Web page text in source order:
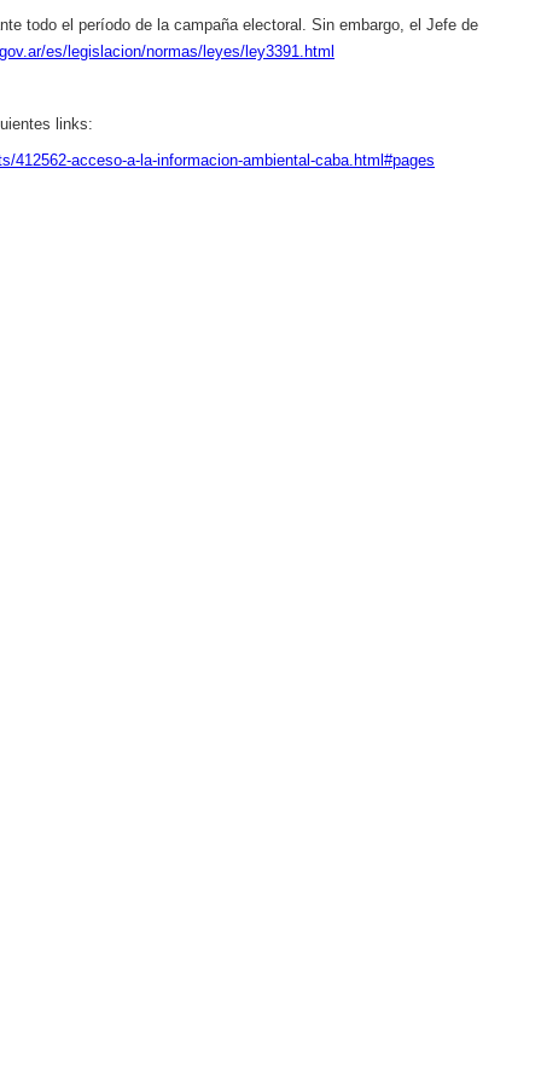
todo el período de la campaña electoral. Sin embargo, el Jefe de
es/legislacion/normas/leyes/ley3391.html
links:
412562-acceso-a-la-informacion-ambiental-caba.html#pages